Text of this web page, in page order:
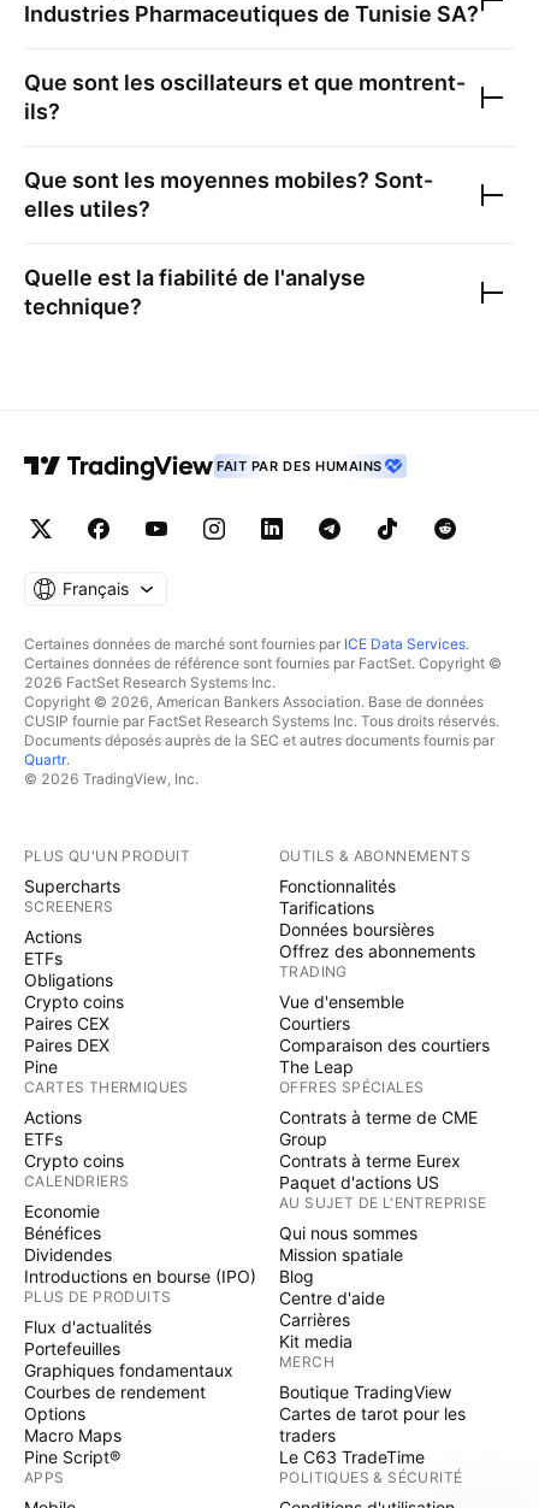
Industries Pharmaceutiques de Tunisie SA?
Que sont les oscillateurs et que montrent-
ils?
Que sont les moyennes mobiles? Sont-
elles utiles?
Quelle est la fiabilité de l'analyse
technique?
FAIT PAR DES HUMAINS
Français
Certaines données de marché sont fournies par ICE Data Services.
Certaines données de référence sont fournies par FactSet. Copyright ©
2026 FactSet Research Systems Inc.
Copyright © 2026, American Bankers Association. Base de données
CUSIP fournie par FactSet Research Systems Inc. Tous droits réservés.
Documents déposés auprès de la SEC et autres documents fournis par
Quartr.
© 2026 TradingView, Inc.
PLUS QU'UN PRODUIT
Supercharts
SCREENERS
Actions
ETFs
Obligations
Crypto coins
Paires CEX
Paires DEX
Pine
CARTES THERMIQUES
Actions
ETFs
Crypto coins
CALENDRIERS
Economie
Bénéfices
Dividendes
Introductions en bourse (IPO)
PLUS DE PRODUITS
Flux d'actualités
Portefeuilles
Graphiques fondamentaux
Courbes de rendement
Options
Macro Maps
Pine Script®
APPS
OUTILS & ABONNEMENTS
Fonctionnalités
Tarifications
Données boursières
Offrez des abonnements
TRADING
Vue d'ensemble
Courtiers
Comparaison des courtiers
The Leap
OFFRES SPÉCIALES
Contrats à terme de CME
Group
Contrats à terme Eurex
Paquet d'actions US
AU SUJET DE L'ENTREPRISE
Qui nous sommes
Mission spatiale
Blog
Centre d'aide
Carrières
Kit media
MERCH
Boutique TradingView
Cartes de tarot pour les
traders
Le C63 TradeTime
POLITIQUES & SÉCURITÉ